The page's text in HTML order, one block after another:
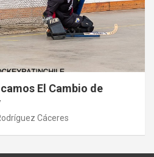
El Cambio de
Cáceres